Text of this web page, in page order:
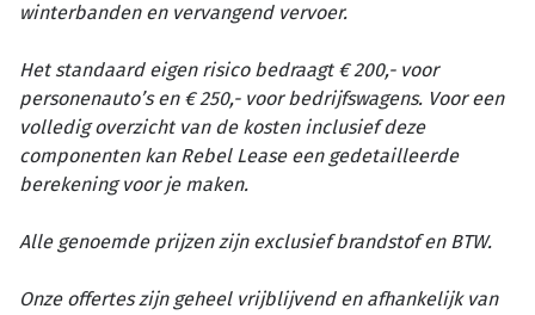
winterbanden en vervangend vervoer.
Het standaard eigen risico bedraagt € 200,- voor
personenauto’s en € 250,- voor bedrijfswagens. Voor een
volledig overzicht van de kosten inclusief deze
componenten kan Rebel Lease een gedetailleerde
berekening voor je maken.
Alle genoemde prijzen zijn exclusief brandstof en BTW.
Onze offertes zijn geheel vrijblijvend en afhankelijk van